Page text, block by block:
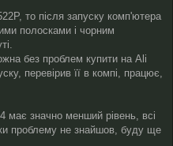
то після запуску комп'ютера
полосками і чорним
без проблем купити на Ali
перевірив її в компі, працює,
має значно менший рівень, всі
проблему не знайшов, буду ще